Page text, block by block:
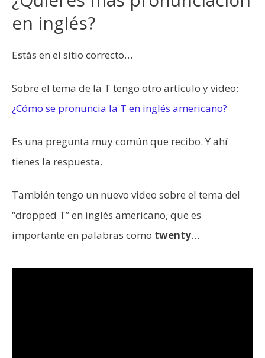
en inglés?
Estás en el sitio correcto…
Sobre el tema de la T tengo otro artículo y video:
¿Cómo se pronuncia la T en inglés americano?
Es una pregunta muy común que recibo. Y ahí
tienes la respuesta.
También tengo un nuevo video sobre el tema del
“dropped T” en inglés americano, que es
importante en palabras como twenty…